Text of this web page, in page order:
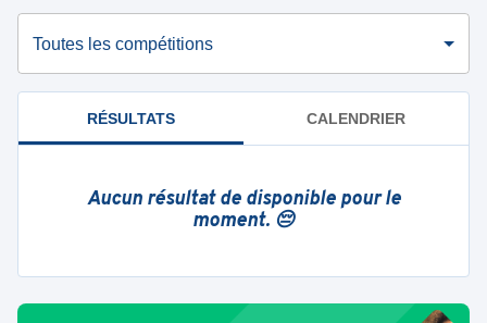
Toutes les compétitions
RÉSULTATS CALENDRIER
Aucun résultat de disponible pour le
moment. 😔